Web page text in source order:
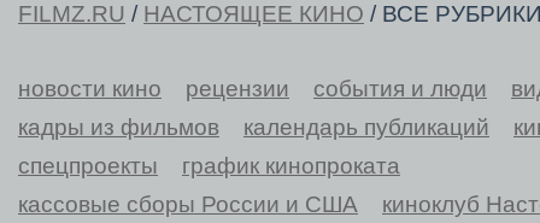
FILMZ.RU / НАСТОЯЩЕЕ КИНО / ВСЕ
новости кино рецензии события и люди
кадры из фильмов
календарь публикаций
спецпроекты
график кинопроката
кассовые сборы России и США
киноклуб